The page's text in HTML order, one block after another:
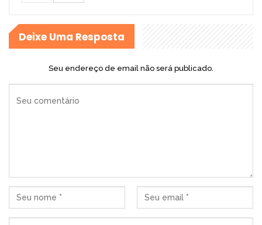
Deixe Uma Resposta
Seu endereço de email não será publicado.